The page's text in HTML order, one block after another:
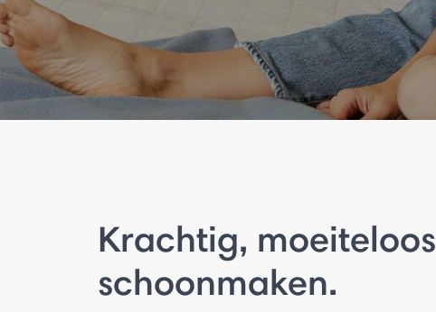
Krachtig, moeiteloos
schoonmaken.